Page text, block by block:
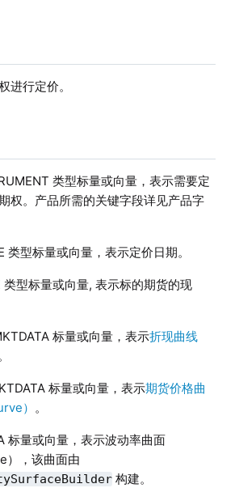
进行定价。
类型标量或向量，表示需要定
权。产品所需的关键字段详见产品字
类型标量或向量，表示定价日期。
型标量或向量, 表示标的期货的现
标量或向量，表示折现曲线
。
标量或向量，表示期货价格曲
） 。
标量或向量，表示波动率曲面
），该曲面由
构建。